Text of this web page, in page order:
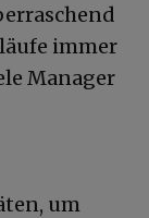
immer
Manager
um